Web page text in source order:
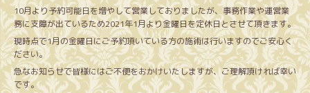
10月より予約可能日を増やして営業しておりましたが、事務作業や運営業
務に支障が出ているため2021年1月より金曜日を定休日とさせて頂きます。
現時点で1月の金曜日にご予約頂いている方の施術は行いますのでご安心く
ださい。
急なお知らせで皆様にはご不便をおかけいたしますが、ご理解頂ければ幸い
です。